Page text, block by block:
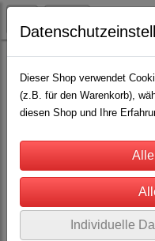
Heiniger Schermaschinen und
Schermaschinen Schafe,
Schermesser(22)
Dieser Shop verwendet
(z.B. für den Warenkorb),
diesen Shop und Ihre
Individuelle